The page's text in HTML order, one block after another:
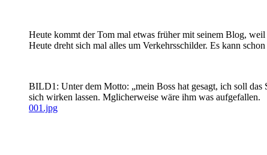
Heute kommt der Tom mal etwas früher mit seinem Blog,
Heute dreht sich mal alles um Verkehrsschilder. Es kann
BILD1: Unter dem Motto: „mein Boss hat gesagt, ich soll
sich wirken lassen. Mglicherweise wäre ihm was aufgefallen.
001.jpg